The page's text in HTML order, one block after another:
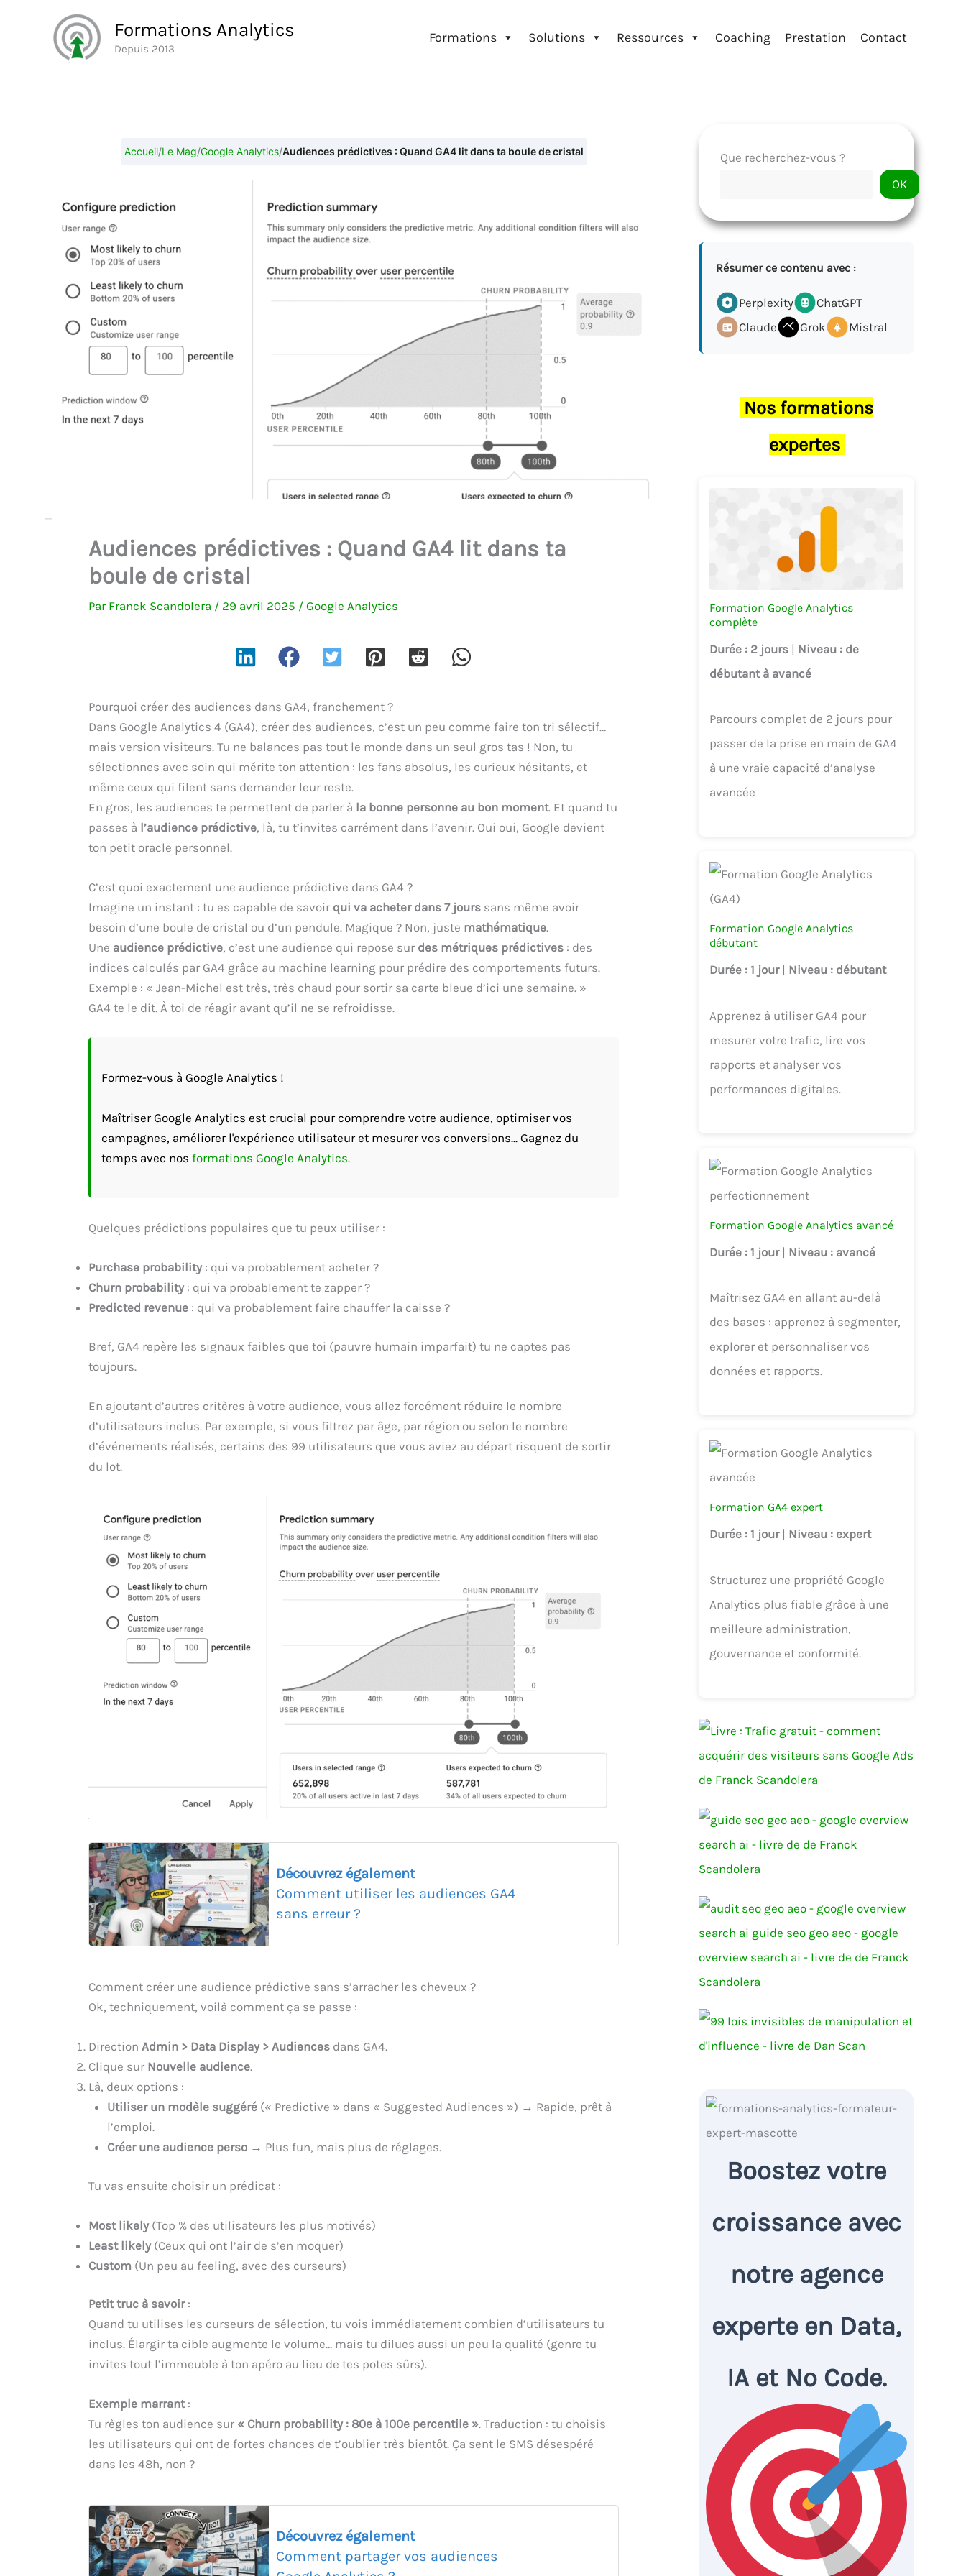
Formations Analytics
Depuis 2013
Formations Solutions Ressources Coaching Prestation Contact
Accueil/Le Mag/Google Analytics/Audiences prédictives : Quand GA4 lit dans ta boule de cristal
Audiences prédictives : Quand GA4 lit dans ta
boule de cristal
Par Franck Scandolera / 29 avril 2025 / Google Analytics
Pourquoi créer des audiences dans GA4, franchement ?
Dans Google Analytics 4 (GA4), créer des audiences, c’est un peu comme faire ton tri sélectif…
mais version visiteurs. Tu ne balances pas tout le monde dans un seul gros tas ! Non, tu
sélectionnes avec soin qui mérite ton attention : les fans absolus, les curieux hésitants, et
même ceux qui filent sans demander leur reste.
En gros, les audiences te permettent de parler à la bonne personne au bon moment. Et quand tu
passes à l’audience prédictive, là, tu t’invites carrément dans l’avenir. Oui oui, Google devient
ton petit oracle personnel.
C’est quoi exactement une audience prédictive dans GA4 ?
Imagine un instant : tu es capable de savoir qui va acheter dans 7 jours sans même avoir
besoin d’une boule de cristal ou d’un pendule. Magique ? Non, juste mathématique.
Une audience prédictive, c’est une audience qui repose sur des métriques prédictives : des
indices calculés par GA4 grâce au machine learning pour prédire des comportements futurs.
Exemple : « Jean-Michel est très, très chaud pour sortir sa carte bleue d’ici une semaine. »
GA4 te le dit. À toi de réagir avant qu’il ne se refroidisse.
Formez-vous à Google Analytics !
Maîtriser Google Analytics est crucial pour comprendre votre audience, optimiser vos
campagnes, améliorer l'expérience utilisateur et mesurer vos conversions... Gagnez du
temps avec nos formations Google Analytics.
Quelques prédictions populaires que tu peux utiliser :
Purchase probability: qui va probablement acheter ?
Churn probability: qui va probablement te zapper ?
Predicted revenue : qui va probablement faire chauffer la caisse ?
Bref, GA4 repère les signaux faibles que toi (pauvre humain imparfait) tu ne captes pas
toujours.
En ajoutant d’autres critères à votre audience, vous allez forcément réduire le nombre
d’utilisateurs inclus. Par exemple, si vous filtrez par âge, par région ou selon le nombre
d’événements réalisés, certains des 99 utilisateurs que vous aviez au départ risquent de sortir
du lot.
Découvrez également
Comment utiliser les audiences GA4
sans erreur ?
Comment créer une audience prédictive sans s’arracher les cheveux ?
Ok, techniquement, voilà comment ça se passe :
Direction Admin > Data Display > Audiences dans GA4.
Clique sur Nouvelle audience.
Là, deux options :
Utiliser un modèle suggéré(« Predictive » dans « Suggested Audiences ») → Rapide, prêt à
l’emploi.
Créer une audience perso→ Plus fun, mais plus de réglages.
Tu vas ensuite choisir un prédicat :
Most likely(Top % des utilisateurs les plus motivés)
Least likely(Ceux qui ont l’air de s’en moquer)
Custom (Un peu au feeling, avec des curseurs)
Petit truc à savoir:
Quand tu utilises les curseurs de sélection, tu vois immédiatement combien d’utilisateurs tu
inclus. Élargir ta cible augmente le volume… mais tu dilues aussi un peu la qualité (genre tu
invites tout l’immeuble à ton apéro au lieu de tes potes sûrs).
Exemple marrant:
Tu règles ton audience sur « Churn probability : 80e à 100e percentile ». Traduction : tu choisis
les utilisateurs qui ont de fortes chances de t’oublier très bientôt. Ça sent le SMS désespéré
dans les 48h, non ?
Découvrez également
Comment partager vos audiences
Que recherchez-vous ?
OK
Résumer ce contenu avec :
Perplexity
ChatGPT
Claude
Grok Mistral
Nos formations
expertes
Formation Google Analytics
complète
Durée : 2 jours | Niveau : de
débutant à avancé
Parcours complet de 2 jours pour
passer de la prise en main de GA4
à une vraie capacité d’analyse
avancée
Formation Google Analytics
débutant
Durée : 1 jour | Niveau : débutant
Apprenez à utiliser GA4 pour
mesurer votre trafic, lire vos
rapports et analyser vos
performances digitales.
Formation Google Analytics avancé
Durée : 1 jour | Niveau : avancé
Maîtrisez GA4 en allant au-delà
des bases : apprenez à segmenter,
explorer et personnaliser vos
données et rapports.
Formation GA4 expert
Durée : 1 jour | Niveau : expert
Structurez une propriété Google
Analytics plus fiable grâce à une
meilleure administration,
gouvernance et conformité.
Boostez votre
croissance avec
notre agence
experte en Data,
IA et No Code.